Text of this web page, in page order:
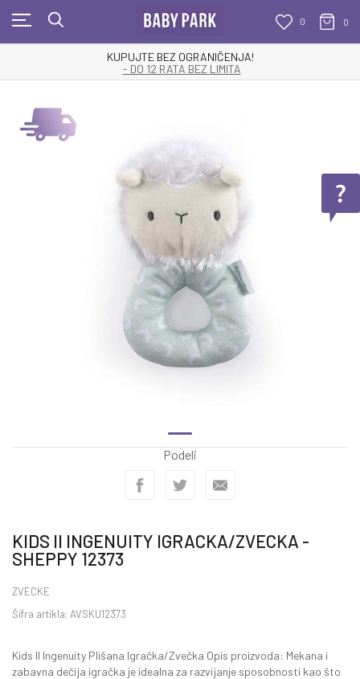
0 0
KUPUJTE BEZ OGRANIČENJA!
- DO 12 RATA BEZ LIMITA
Podeli
KIDS II INGENUITY IGRACKA/ZVECKA -
SHEPPY 12373
ZVECKE
Šifra artikla: AVSKU12373
Kids II Ingenuity Plišana Igračka/Zvečka Opis proizvoda: Mekana i
zabavna dečija igračka je idealna za razvijanje sposobnosti kao što